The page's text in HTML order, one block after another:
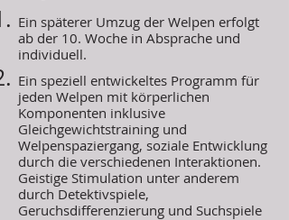
Ein späterer Umzug der Welpen erfolgt
ab der 10. Woche in Absprache und
individuell.
Ein speziell entwickeltes Programm für
jeden Welpen mit körperlichen
Komponenten inklusive
Gleichgewichtstraining und
Welpenspaziergang, soziale Entwicklung
durch die verschiedenen Interaktionen.
Geistige Stimulation unter anderem
durch Detektivspiele,
Geruchsdifferenzierung und Suchspiele